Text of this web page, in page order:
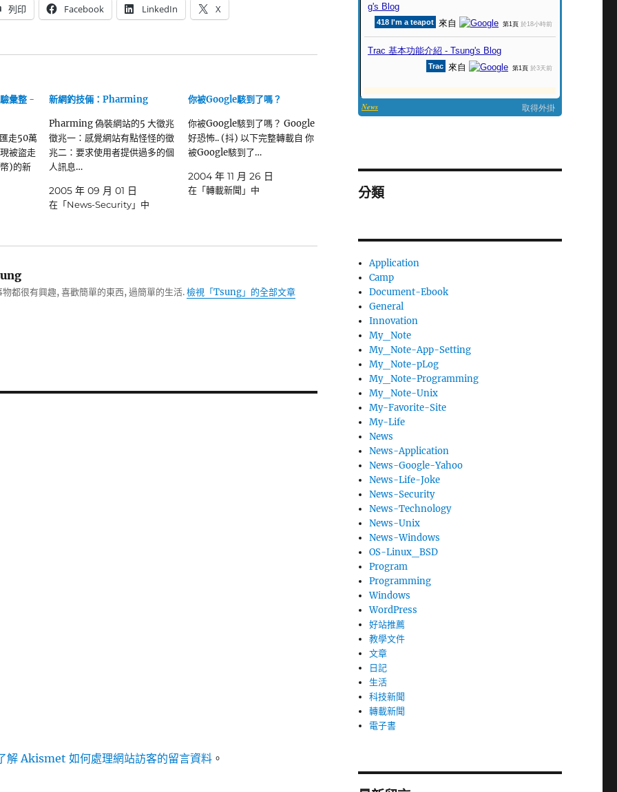
列印 Facebook LinkedIn X
彙整 -
走50萬
被盜走
)的新
新網釣技倆：Pharming
Pharming 偽裝網站的5 大徵兆
徵兆一：感覺網站有點怪怪的徵
兆二：要求使用者提供過多的個
人訊息…
2005 年 09 月 01 日
在「News-Security」中
你被Google駭到了嗎？
你被Google駭到了嗎？ Google
好恐怖.. (抖) 以下完整轉載自 你
被Google駭到了…
2004 年 11 月 26 日
在「轉載新聞」中
都很有興趣, 喜歡簡單的東西, 過簡單的生活.檢視「Tsung」的全部文章
解 Akismet 如何處理網站訪客的留言資料 。
分類
Application
Camp
Document-Ebook
General
Innovation
My_Note
My_Note-App-Setting
My_Note-pLog
My_Note-Programming
My_Note-Unix
My-Favorite-Site
My-Life
News
News-Application
News-Google-Yahoo
News-Life-Joke
News-Security
News-Technology
News-Unix
News-Windows
OS-Linux_BSD
Program
Programming
Windows
WordPress
好站推薦
教學文件
文章
日記
生活
科技新聞
轉載新聞
電子書